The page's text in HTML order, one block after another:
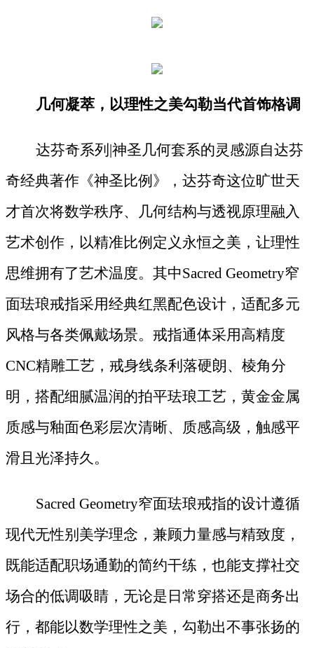
几何凝萃，以理性之美勾勒当代首饰格调
达芬奇系列 |神圣几何套系的灵感源自达芬
奇经典著作《神圣比例》，达芬奇这位旷世天
才首次将数学秩序、几何结构与透视原理融入
艺术创作，以精准比例定义永恒之美，让理性
思维拥有了艺术温度。其中Sacred Geometry窄
面珐琅戒指采用经典红黑配色设计，适配多元
风格与各类佩戴场景。戒指通体采用高精度
CNC精雕工艺，戒身线条利落硬朗、棱角分
明，搭配细腻温润的拍平珐琅工艺，黄金金属
质感与釉面色彩层次清晰、质感高级，触感平
滑且光泽持久。
Sacred Geometry窄面珐琅戒指的设计遵循
现代无性别美学理念，兼顾力量感与精致度，
既能适配职场通勤的简约干练，也能支撑社交
场合的低调吸睛，无论是日常穿搭还是商务出
行，都能以数学理性之美，勾勒出不事张扬的